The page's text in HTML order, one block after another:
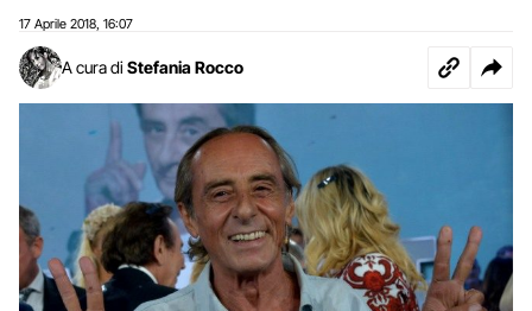
17 Aprile 2018 16:07
A cura di Stefania Rocco